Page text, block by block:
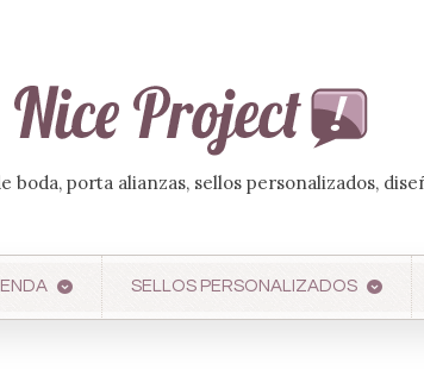
boda, porta alianzas, sellos personalizados,
SELLOS PERSONALIZADOS